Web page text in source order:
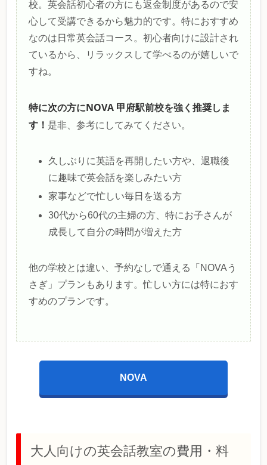
校。英会話初心者の方にも返金制度があるので安
心して受講できるから魅力的です。特におすすめ
なのは日常英会話コース。初心者向けに設計され
ているから、リラックスして学べるのが嬉しいで
すね。
特に次の方にNOVA 甲府駅前校を強く推奨しま
す！ 是非、参考にしてみてください。
久しぶりに英語を再開したい方や、退職後
に趣味で英会話を楽しみたい方
家事などで忙しい毎日を送る方
30代から60代の主婦の方、特にお子さんが
成長して自分の時間が増えた方
他の学校とは違い、予約なしで通える「NOVAう
さぎ」プランもあります。忙しい方には特におす
すめのプランです。
NOVA
大人向けの英会話教室の費用・料